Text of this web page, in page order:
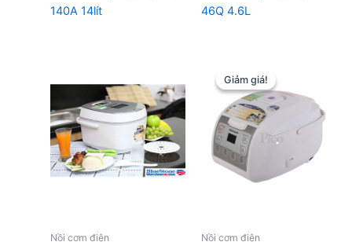
140A 14lít
46Q 4.6L
Nồi cơm điện
Giảm giá!
Giảm giá!
Nồi cơm điện